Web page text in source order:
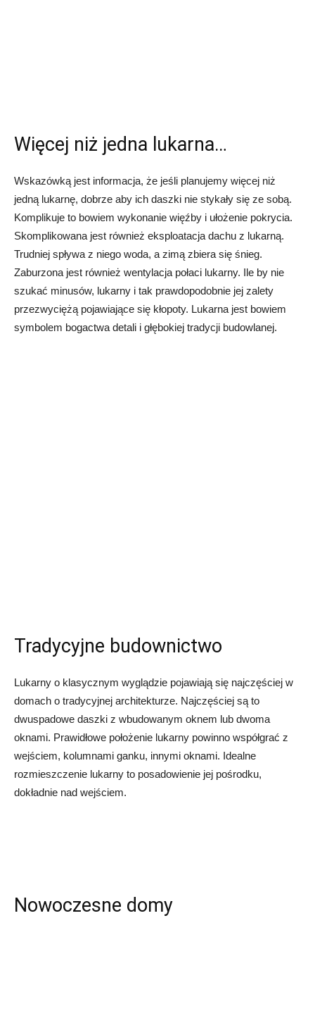
Więcej niż jedna lukarna…
Wskazówką jest informacja, że jeśli planujemy więcej niż
jedną lukarnę, dobrze aby ich daszki nie stykały się ze sobą.
Komplikuje to bowiem wykonanie więźby i ułożenie pokrycia.
Skomplikowana jest również eksploatacja dachu z lukarną.
Trudniej spływa z niego woda, a zimą zbiera się śnieg.
Zaburzona jest również wentylacja połaci lukarny. Ile by nie
szukać minusów, lukarny i tak prawdopodobnie jej zalety
przezwyciężą pojawiające się kłopoty. Lukarna jest bowiem
symbolem bogactwa detali i głębokiej tradycji budowlanej.
Tradycyjne budownictwo
Lukarny o klasycznym wyglądzie pojawiają się najczęściej w
domach o tradycyjnej architekturze. Najczęściej są to
dwuspadowe daszki z wbudowanym oknem lub dwoma
oknami. Prawidłowe położenie lukarny powinno współgrać z
wejściem, kolumnami ganku, innymi oknami. Idealne
rozmieszczenie lukarny to posadowienie jej pośrodku,
dokładnie nad wejściem.
Nowoczesne domy